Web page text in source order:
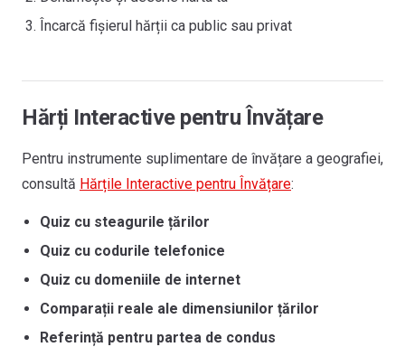
Încarcă fișierul hărții ca public sau privat
Hărți Interactive pentru Învățare
Pentru instrumente suplimentare de învățare a geografiei,
consultă Hărțile Interactive pentru Învățare:
Quiz cu steagurile țărilor
Quiz cu codurile telefonice
Quiz cu domeniile de internet
Comparații reale ale dimensiunilor țărilor
Referință pentru partea de condus